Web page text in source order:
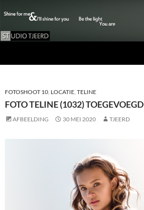
INHOUD
FOTOSHOOT 10, LOCATIE, TELINE
FOTO TELINE (1032) TOEGEVOEGD
AFBEELDING 30 MEI 2020 TJEERD